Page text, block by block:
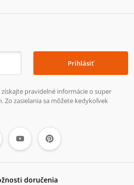
Prihlásiť
pravidelné informácie o super
Zo zasielania sa môžete kedykoľvek
doručenia